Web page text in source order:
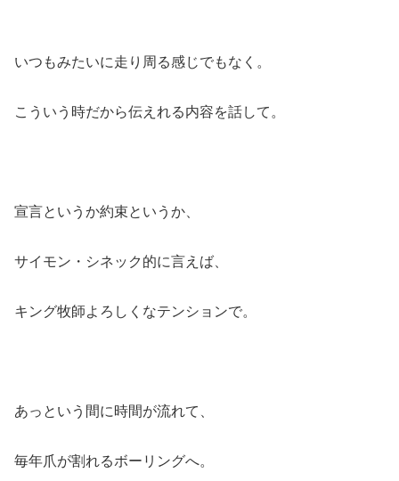
いつもみたいに走り周る感じでもなく。
こういう時だから伝えれる内容を話して。
宣言というか約束というか、
サイモン・シネック的に言えば、
キング牧師よろしくなテンションで。
あっという間に時間が流れて、
毎年爪が割れるボーリングへ。